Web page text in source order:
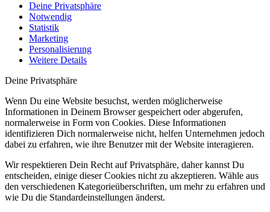
Deine Privatsphäre
Notwendig
Statistik
Marketing
Personalisierung
Weitere Details
Deine Privatsphäre
Wenn Du eine Website besuchst, werden möglicherweise
Informationen in Deinem Browser gespeichert oder abgerufen,
normalerweise in Form von Cookies. Diese Informationen
identifizieren Dich normalerweise nicht, helfen Unternehmen jedoch
dabei zu erfahren, wie ihre Benutzer mit der Website interagieren.
Wir respektieren Dein Recht auf Privatsphäre, daher kannst Du
entscheiden, einige dieser Cookies nicht zu akzeptieren. Wähle aus
den verschiedenen Kategorieüberschriften, um mehr zu erfahren und
wie Du die Standardeinstellungen änderst.